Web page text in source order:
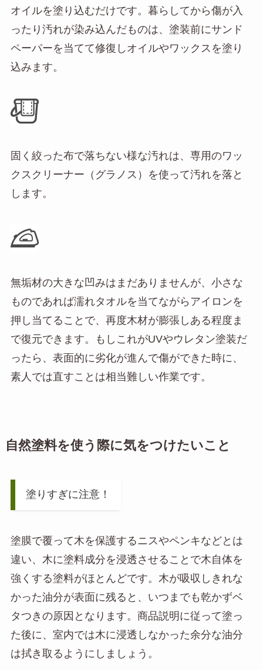
オイルを塗り込むだけです。暮らしてから傷が入
ったり汚れが染み込んだものは、塗装前にサンド
ペーパーを当てて修復しオイルやワックスを塗り
込みます。
固く絞った布で落ちない様な汚れは、専用のワッ
クスクリーナー（グラノス）を使って汚れを落と
します。
無垢材の大きな凹みはまだありませんが、小さな
ものであれば濡れタオルを当てながらアイロンを
押し当てることで、再度木材が膨張しある程度ま
で復元できます。もしこれがUVやウレタン塗装だ
ったら、表面的に劣化が進んで傷ができた時に、
素人では直すことは相当難しい作業です。
自然塗料を使う際に気をつけたいこと
塗りすぎに注意！
塗膜で覆って木を保護するニスやペンキなどとは
違い、木に塗料成分を浸透させることで木自体を
強くする塗料がほとんどです。木が吸収しきれな
かった油分が表面に残ると、いつまでも乾かずベ
タつきの原因となります。商品説明に従って塗っ
た後に、室内では木に浸透しなかった余分な油分
は拭き取るようにしましょう。